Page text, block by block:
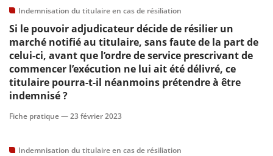
& Élu local
& Finances locales
publique
Indemnisation du titulaire en cas de résiliation
Si le pouvoir adjudicateur décide de résilier un
marché notifié au titulaire, sans faute de la part de
celui-ci, avant que l’ordre de service prescrivant de
commencer l’exécution ne lui ait été délivré, ce
titulaire pourra-t-il néanmoins prétendre à être
indemnisé ?
Fiche pratique —23 février 2023
Indemnisation du titulaire en cas de résiliation